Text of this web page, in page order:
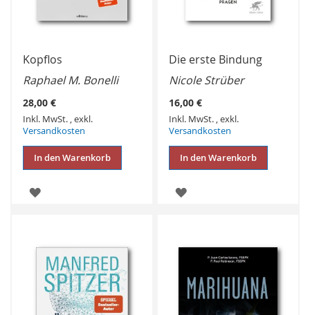
Kopflos
Raphael M. Bonelli
28,00 €
Inkl. MwSt. ,exkl.
Versandkosten
In den Warenkorb
ZUR
Die erste Bindung
Nicole Strüber
16,00 €
Inkl. MwSt. ,exkl.
Versandkosten
In den Warenkorb
ZUR